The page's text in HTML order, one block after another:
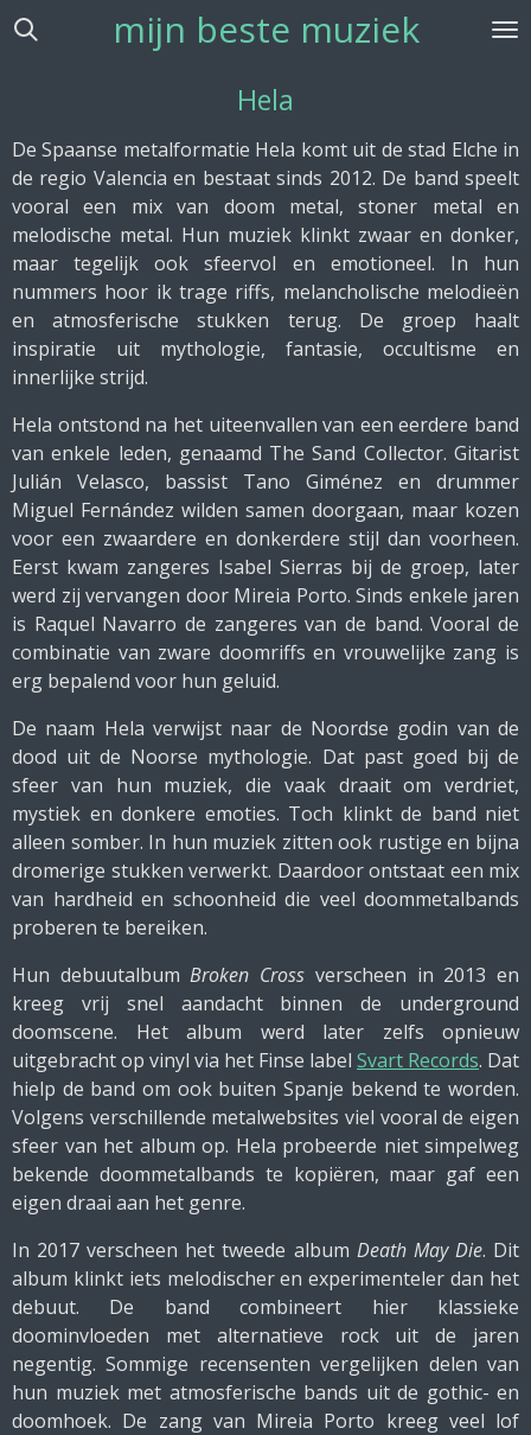
Ga
hoofdinhoud
mijn beste muziek
Hela
De Spaanse metalformatie Hela komt uit de stad Elche in
de regio Valencia en bestaat sinds 2012. De band speelt
vooral een mix van doom metal, stoner metal en
melodische metal. Hun muziek klinkt zwaar en donker,
maar tegelijk ook sfeervol en emotioneel. In hun
nummers hoor ik trage riffs, melancholische melodieën
en atmosferische stukken terug. De groep haalt
inspiratie uit mythologie, fantasie, occultisme en
innerlijke strijd.
Hela ontstond na het uiteenvallen van een eerdere band
van enkele leden, genaamd The Sand Collector. Gitarist
Julián Velasco, bassist Tano Giménez en drummer
Miguel Fernández wilden samen doorgaan, maar kozen
voor een zwaardere en donkerdere stijl dan voorheen.
Eerst kwam zangeres Isabel Sierras bij de groep, later
werd zij vervangen door Mireia Porto. Sinds enkele jaren
is Raquel Navarro de zangeres van de band. Vooral de
combinatie van zware doomriffs en vrouwelijke zang is
erg bepalend voor hun geluid.
De naam Hela verwijst naar de Noordse godin van de
dood uit de Noorse mythologie. Dat past goed bij de
sfeer van hun muziek, die vaak draait om verdriet,
mystiek en donkere emoties. Toch klinkt de band niet
alleen somber. In hun muziek zitten ook rustige en bijna
dromerige stukken verwerkt. Daardoor ontstaat een mix
van hardheid en schoonheid die veel doommetalbands
proberen te bereiken.
Hun debuutalbumBroken Cross verscheen in 2013 en
kreeg vrij snel aandacht binnen de underground
doomscene. Het album werd later zelfs opnieuw
uitgebracht op vinyl via het Finse label Svart Records. Dat
hielp de band om ook buiten Spanje bekend te worden.
Volgens verschillende metalwebsites viel vooral de eigen
sfeer van het album op. Hela probeerde niet simpelweg
bekende doommetalbands te kopiëren, maar gaf een
eigen draai aan het genre.
In 2017 verscheen het tweede album Death May Die. Dit
album klinkt iets melodischer en experimenteler dan het
debuut. De band combineert hier klassieke
doominvloeden met alternatieve rock uit de jaren
negentig. Sommige recensenten vergelijken delen van
hun muziek met atmosferische bands uit de gothic- en
doomhoek. De zang van Mireia Porto kreeg veel lof